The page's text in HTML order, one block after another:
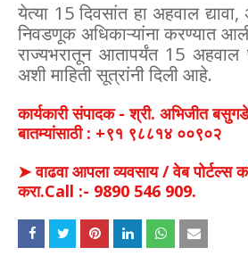
येत्या 15 दिवसांत हा अहवाल
निवडणूक अधिकाऱ्यांना करण्यात
राज्यभरातून आतापर्यंत 15
अशी माहिती सूत्रांनी दिली आहे.
कार्यकारी संपादक - श्री. अभिजीत
बातम्यांसाठी : +९१ ९८८१४ ००९०२
➤ वाढवा आपला व्यवसाय / वेब पोर्टल्स
करा.Call :- 9890 546 909.